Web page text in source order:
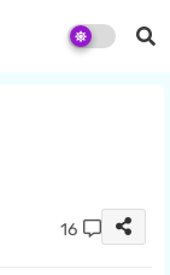
16